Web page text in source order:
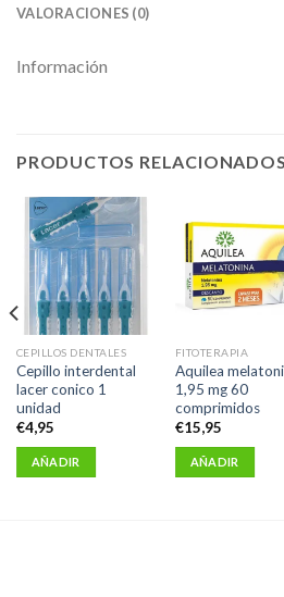
VALORACIONES (0)
Información
PRODUCTOS RELACIONADOS
CEPILLOS DENTALES
Cepillo interdental
lacer conico 1
unidad
€4,95
AÑADIR
FITOTERAPIA
Aquilea
1,95 mg 60
comprimidos
€15,95
AÑADIR